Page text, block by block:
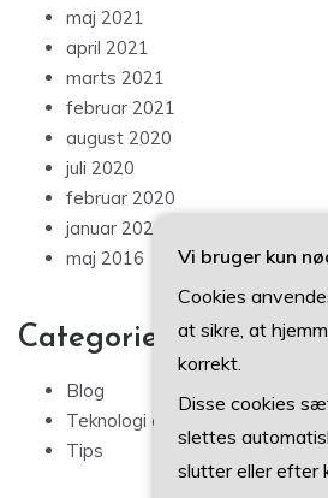
maj 2021
april 2021
marts 2021
februar 2021
august 2020
juli 2020
februar 2020
januar 2020
maj 2016
Categories
Blog
Teknologi og IT
Tips
Vi bruger kun
Cookies
at sikre, at
korrekt.
Disse cookies
slettes
slutter eller efter